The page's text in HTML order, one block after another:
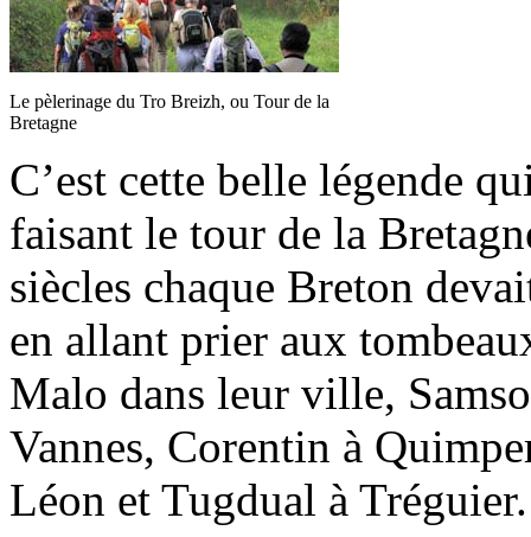
Le pèlerinage du Tro Breizh, ou Tour de la
Bretagne
C’est cette belle légende
faisant le tour de la
siècles chaque Breton
en allant prier aux
Malo dans leur ville,
Vannes, Corentin à
Léon et Tugdual à Tréguier.